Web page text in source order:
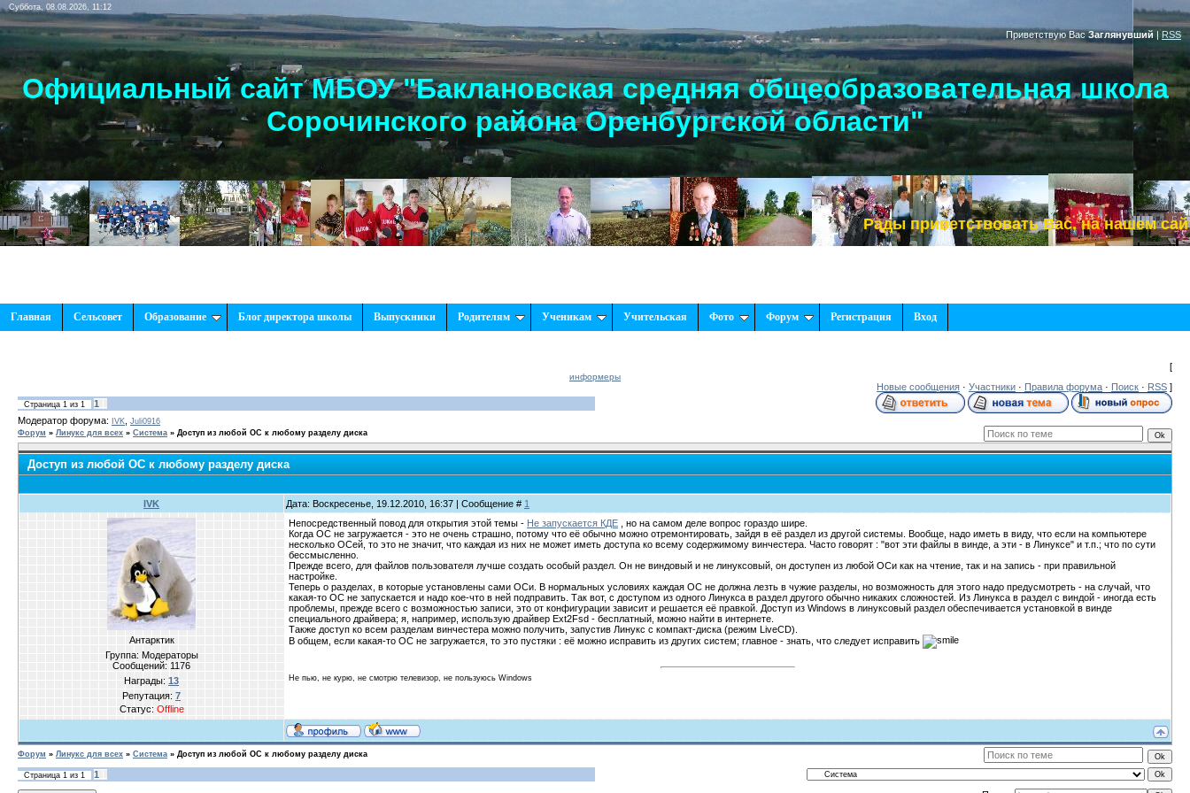
Суббота, 08.08.2026, 11:12
Приветствую Вас Заглянувший | RSS
Официальный сайт МБОУ "Баклановская средняя общеобразовательная школа
Сорочинского района Оренбургской области"
Рады приветствовать Вас, на нашем сайте!
Главная Сельсовет Образование Блог директора школы Выпускники Родителям Ученикам Учительская Фото Форум Регистрация Вход
[
информеры
Новые сообщения · Участники · Правила форума · Поиск · RSS ]
Страница 1 из 1
1
Модератор форума:
IVK, Juli0916
Форум » Линукс для всех » Система » Доступ из любой ОС к любому разделу диска
Доступ из любой ОС к любому разделу диска
IVK Дата: Воскресенье, 19.12.2010, 16:37 | Сообщение # 1
Антарктик
Группа: Модераторы
Сообщений: 1176
Награды: 13
Репутация: 7
Статус: Offline
Непосредственный повод для открытия этой темы - Не запускается КДЕ , но на самом деле вопрос гораздо шире.
Когда ОС не загружается - это не очень страшно, потому что её обычно можно отремонтировать, зайдя в её раздел из другой системы. Вообще, надо иметь в виду, что если на компьютере
несколько ОСей, то это не значит, что каждая из них не может иметь доступа ко всему содержимому винчестера. Часто говорят : "вот эти файлы в винде, а эти - в Линуксе" и т.п.; что по сути
бессмысленно.
Прежде всего, для файлов пользователя лучше создать особый раздел. Он не виндовый и не линуксовый, он доступен из любой ОСи как на чтение, так и на запись - при правильной
настройке.
Теперь о разделах, в которые установлены сами ОСи. В нормальных условиях каждая ОС не должна лезть в чужие разделы, но возможность для этого надо предусмотреть - на случай, что
какая-то ОС не запускается и надо кое-что в ней подправить. Так вот, с доступом из одного Линукса в раздел другого обычно никаких сложностей. Из Линукса в раздел с виндой - иногда есть
проблемы, прежде всего с возможностью записи, это от конфигурации зависит и решается её правкой. Доступ из Windows в линуксовый раздел обеспечивается установкой в винде
специального драйвера; я, например, использую драйвер Ext2Fsd - бесплатный, можно найти в интернете.
Также доступ ко всем разделам винчестера можно получить, запустив Линукс с компакт-диска (режим LiveCD).
В общем, если какая-то ОС не загружается, то это пустяки : её можно исправить из других систем; главное - знать, что следует исправить
Не пью, не курю, не смотрю телевизор, не пользуюсь Windows
Форум » Линукс для всех » Система » Доступ из любой ОС к любому разделу диска
Страница 1 из 1
1